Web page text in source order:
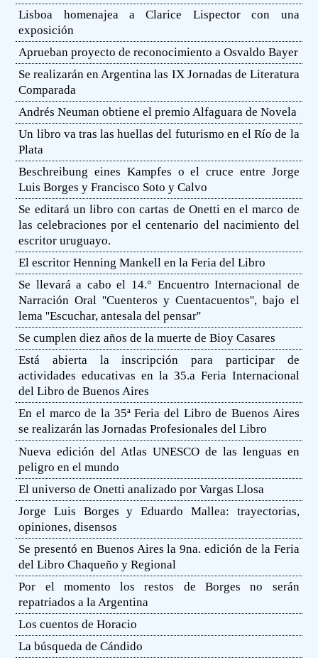
Lisboa homenajea a Clarice Lispector con una
exposición
Aprueban proyecto de reconocimiento a Osvaldo Bayer
Se realizarán en Argentina las IX Jornadas de Literatura
Comparada
Andrés Neuman obtiene el premio Alfaguara de Novela
Un libro va tras las huellas del futurismo en el Río de la
Plata
Beschreibung eines Kampfes o el cruce entre Jorge
Luis Borges y Francisco Soto y Calvo
Se editará un libro con cartas de Onetti en el marco de
las celebraciones por el centenario del nacimiento del
escritor uruguayo.
El escritor Henning Mankell en la Feria del Libro
Se llevará a cabo el 14.° Encuentro Internacional de
Narración Oral ''Cuenteros y Cuentacuentos'', bajo el
lema ''Escuchar, antesala del pensar''
Se cumplen diez años de la muerte de Bioy Casares
Está abierta la inscripción para participar de
actividades educativas en la 35.a Feria Internacional
del Libro de Buenos Aires
En el marco de la 35ª Feria del Libro de Buenos Aires
se realizarán las Jornadas Profesionales del Libro
Nueva edición del Atlas UNESCO de las lenguas en
peligro en el mundo
El universo de Onetti analizado por Vargas Llosa
Jorge Luis Borges y Eduardo Mallea: trayectorias,
opiniones, disensos
Se presentó en Buenos Aires la 9na. edición de la Feria
del Libro Chaqueño y Regional
Por el momento los restos de Borges no serán
repatriados a la Argentina
Los cuentos de Horacio
La búsqueda de Cándido